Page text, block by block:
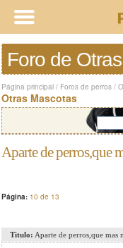
Foro de
Página principal / Foros de perros /
Otras Mascotas
Aparte de perros,que
Página: 10 de 13
Titulo: Aparte de perros,que mas